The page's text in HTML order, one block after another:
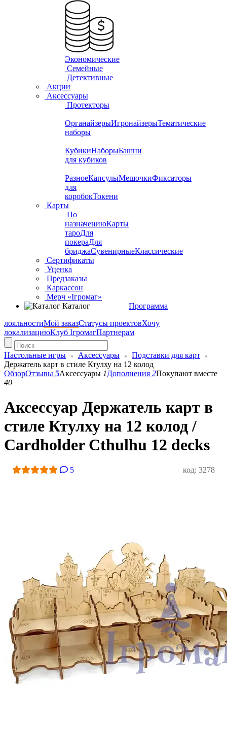
Экономические
Семейные
Детективные
Акции
Аксессуары
Протекторы
ОрганайзерыИгронайзерыТематические
наборы
КубикиНаборыБашни
для кубиков
РазноеКапсулыМешочкиФиксаторы
для
коробокТокени
Карты
По
назначениюКарты
тароДля
покераДля
бриджаСувенирныеКлассические
Сертификаты
Уценка
Предзаказы
Каркассон
Мерч «Ігромаг»
Каталог
Программа
лояльностиМой заказСтатусы проектовХочу
локализациюКлуб ІгромагПартнерам
Настольные игры Аксессуары
Подставки для карт
Держатель карт в стиле Ктулху на 12 колод
ОбзорОтзывы 5Аксессуары 1Дополнения 2Покупают вместе
40
Аксессуар Держатель карт в
стиле Ктулху на 12 колод /
Cardholder Cthulhu 12 decks
5 код: 3278